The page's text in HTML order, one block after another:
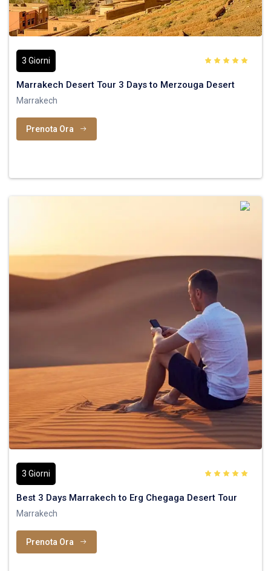
3 Giorni
Marrakech Desert Tour 3 Days to Merzouga Desert
Marrakech
Prenota Ora
3 Giorni
Best 3 Days Marrakech to Erg Chegaga Desert Tour
Marrakech
Prenota Ora